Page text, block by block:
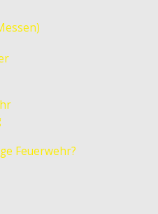
Feuerwehr?